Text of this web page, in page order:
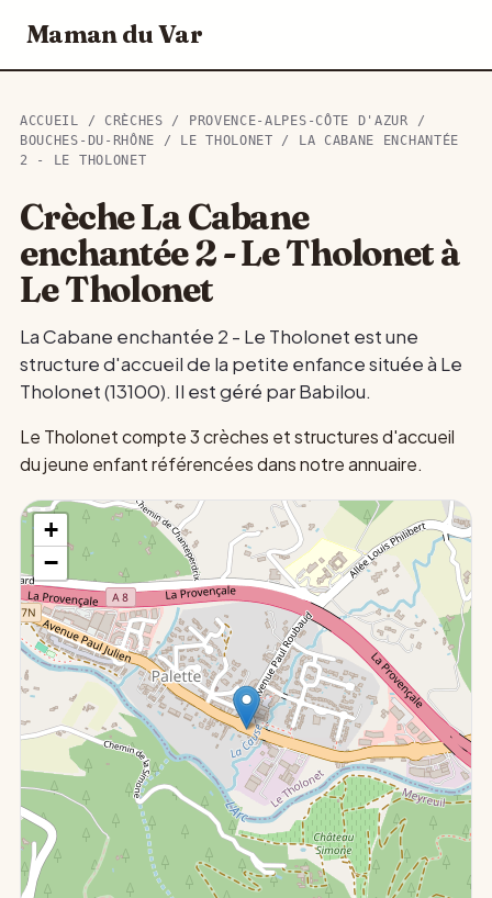
Maman du Var
ACCUEIL / CRÈCHES / PROVENCE-ALPES-CÔTE D'AZUR /
BOUCHES-DU-RHÔNE / LE THOLONET / LA CABANE ENCHANTÉE
2 - LE THOLONET
Crèche La Cabane
enchantée 2 - Le Tholonet à
Le Tholonet
La Cabane enchantée 2 - Le Tholonet est une
structure d'accueil de la petite enfance située à Le
Tholonet (13100). Il est géré par Babilou.
Le Tholonet compte 3 crèches et structures d'accueil
du jeune enfant référencées dans notre annuaire.
+
−